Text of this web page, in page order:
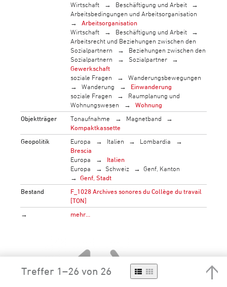
Wirtschaft
Beschäftigung und Arbeit
Arbeitsbedingungen und Arbeitsorganisation
Arbeitsorganisation
Wirtschaft
Beschäftigung und Arbeit
Arbeitsrecht und Beziehungen zwischen den
Sozialpartnern
Beziehungen zwischen den
Sozialpartnern
Sozialpartner
Gewerkschaft
soziale Fragen
Wanderungsbewegungen
Wanderung
Einwanderung
soziale Fragen
Raumplanung und
Wohnungswesen
Wohnung
Objektträger
Tonaufnahme
Magnetband
Kompaktkassette
Geopolitik
Europa Italien
Lombardia
Brescia
Europa
Italien
Europa
Schweiz
Genf, Kanton
Genf, Stadt
Bestand
F_1028 Archives sonores du Collège du travail
[TON]
→
mehr…
Treffer 1–26 von 26